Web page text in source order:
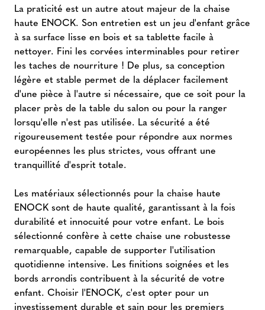
La praticité est un autre atout majeur de la chaise
haute ENOCK. Son entretien est un jeu d'enfant grâce
à sa surface lisse en bois et sa tablette facile à
nettoyer. Fini les corvées interminables pour retirer
les taches de nourriture ! De plus, sa conception
légère et stable permet de la déplacer facilement
d'une pièce à l'autre si nécessaire, que ce soit pour la
placer près de la table du salon ou pour la ranger
lorsqu'elle n'est pas utilisée. La sécurité a été
rigoureusement testée pour répondre aux normes
européennes les plus strictes, vous offrant une
tranquillité d'esprit totale.
Les matériaux sélectionnés pour la chaise haute
ENOCK sont de haute qualité, garantissant à la fois
durabilité et innocuité pour votre enfant. Le bois
sélectionné confère à cette chaise une robustesse
remarquable, capable de supporter l'utilisation
quotidienne intensive. Les finitions soignées et les
bords arrondis contribuent à la sécurité de votre
enfant. Choisir l'ENOCK, c'est opter pour un
investissement durable et sain pour les premiers